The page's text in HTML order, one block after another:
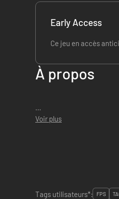
Early Access
Ce jeu en accès
À propos
...
Voir plus
Tags utilisateurs*:
FPS